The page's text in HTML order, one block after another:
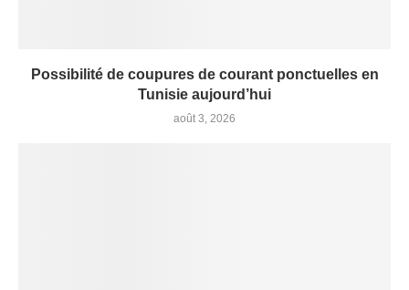
Possibilité de coupures de courant ponctuelles en
Tunisie aujourd’hui
août 3, 2026